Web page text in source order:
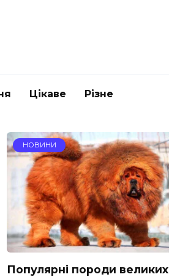
Цікаве Різне
НОВИНИ
Популярні породи великих